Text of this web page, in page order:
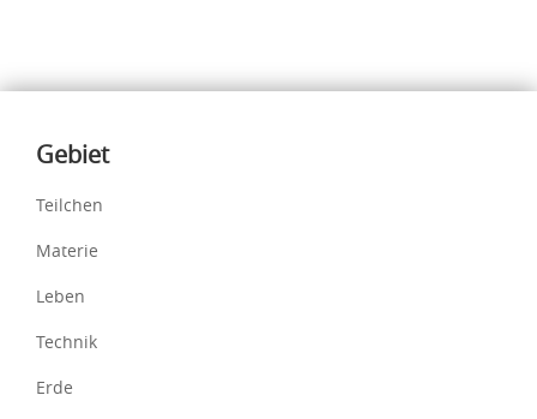
Inhalte
Gebiet
Teilchen
Materie
Leben
Technik
Erde